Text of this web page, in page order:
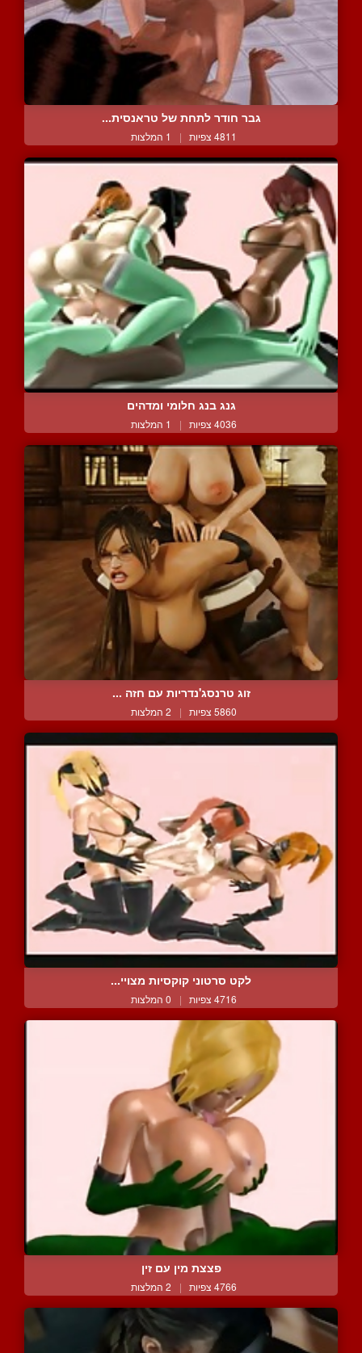
גבר חודר לתחת של טראנסית...
4811 צפיות | 1 המלצות
גנג בנג חלומי ומדהים
4036 צפיות | 1 המלצות
זוג טרנסג'נדריות עם חזה ...
5860 צפיות | 2 המלצות
לקט סרטוני קוקסיות מצויי...
4716 צפיות | 0 המלצות
פצצת מין עם זין
4766 צפיות | 2 המלצות